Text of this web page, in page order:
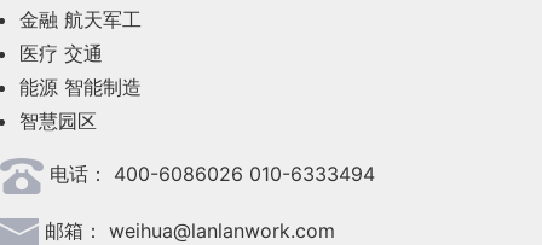
2023年6月(58)
2023年5月(28)
2023年4月(47)
2023年3月(37)
2023年2月(90)
金融 航天军工
医疗 交通
能源 智能制造
智慧园区
电话： 400-6086026 010-6333494
邮箱： weihua@lanlanwork.com